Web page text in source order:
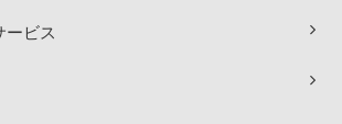
ービス